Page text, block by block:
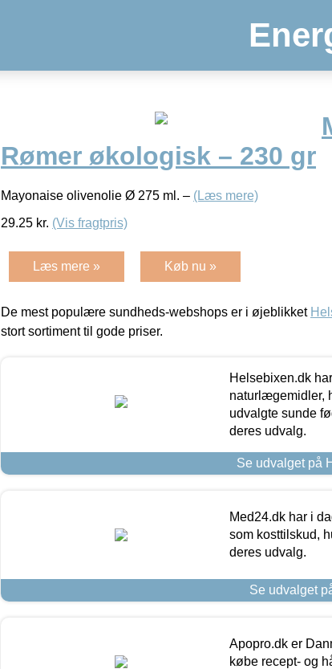
Rømer økologisk – 230 gr
Mayonaise olivenolie Ø 275 ml. – (Læs mere)
29.25 kr. (Vis fragtpris)
Læs mere » Køb nu »
De mest populære sundheds-webshops er i øjeblikket
stort sortiment til gode priser.
Helsebixen.dk
naturlægemidler,
udvalgte sunde
deres udvalg.
Se udvalget på
Med24.dk har i
som kosttilskud,
deres udvalg.
Se udvalget
Apopro.dk er
købe recept- og